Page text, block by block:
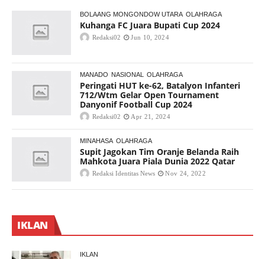
BOLAANG MONGONDOW UTARA OLAHRAGA
Kuhanga FC Juara Bupati Cup 2024
Redaksi02 Jun 10, 2024
MANADO NASIONAL OLAHRAGA
Peringati HUT ke-62, Batalyon Infanteri
712/Wtm Gelar Open Tournament
Danyonif Football Cup 2024
Redaksi02 Apr 21, 2024
MINAHASA OLAHRAGA
Supit Jagokan Tim Oranje Belanda Raih
Mahkota Juara Piala Dunia 2022 Qatar
Redaksi Identitas News Nov 24, 2022
IKLAN
IKLAN